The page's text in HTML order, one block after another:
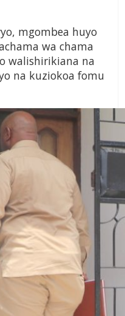
mgombea huyo
wa chama
walishirikiana na
na kuziokoa fomu